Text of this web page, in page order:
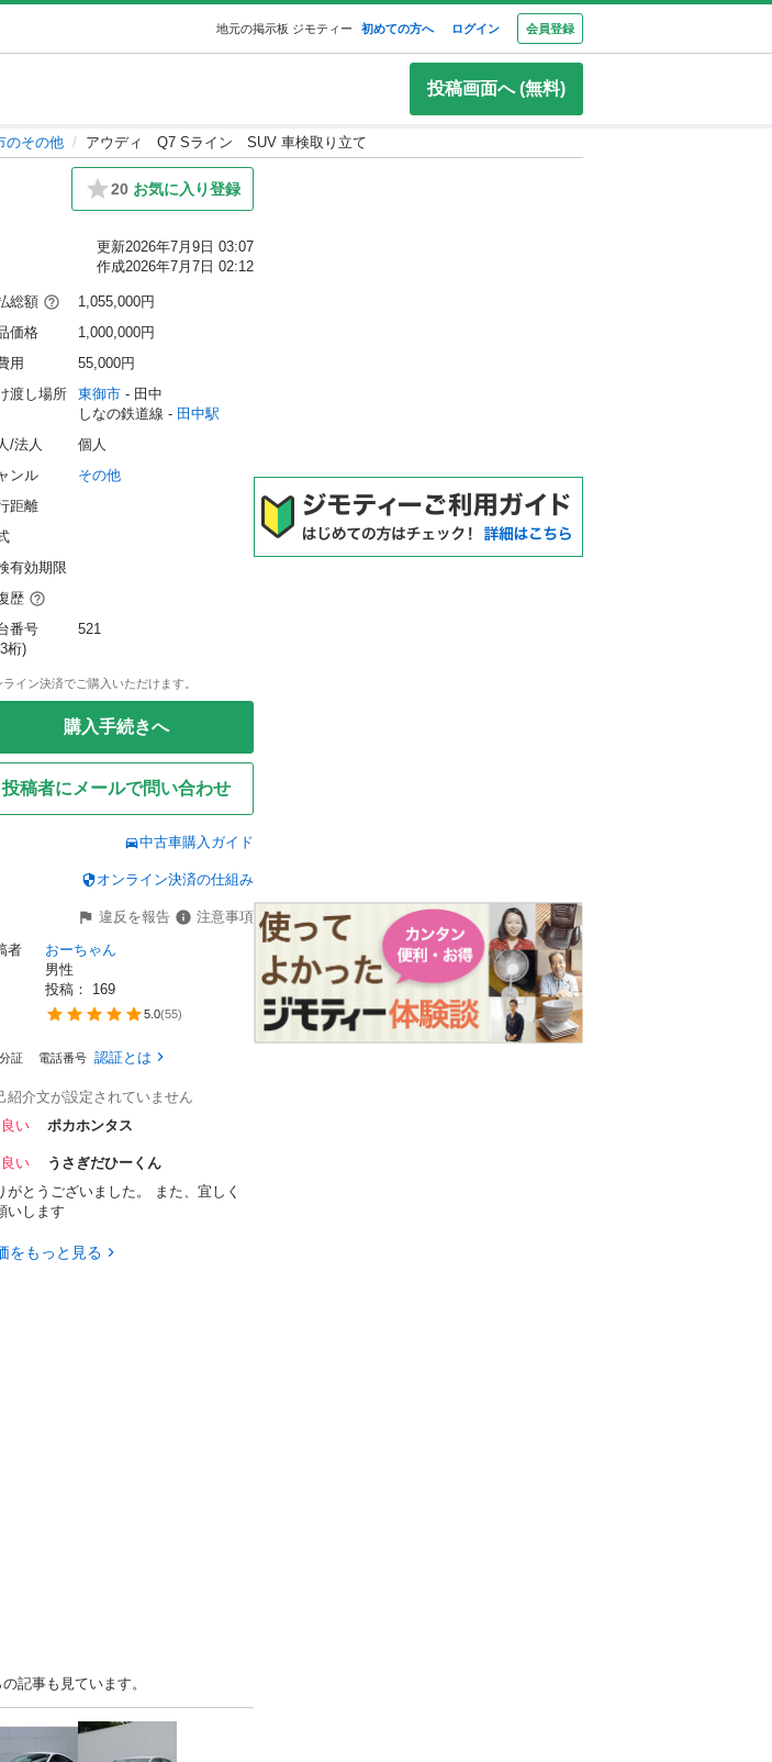
地元の掲示板 ジモティー 初めての方へ ログイン 会員登録
投稿画面へ (無料)
のその他 アウディ Q7 Sライン SUV 車検取り立て
20 お気に入り登録
更新2026年7月9日 03:07
作成2026年7月7日 02:12
総額
1,055,000円
価格
1,000,000円
用
55,000円
渡し場所
東御市 - 田中
しなの鉄道線 - 田中駅
/法人
個人
ンル
その他
距離
有効期限
歴
番号
桁)
521
ライン決済でご購入いただけます。
購入手続きへ
投稿者にメールで問い合わせ
中古車購入ガイド
オンライン決済の仕組み
違反を報告
注意事項
者
おーちゃん
男性
投稿： 169
5.0(55)
証 電話番号 認証とは
紹介文が設定されていません
良い
ポカホンタス
良い
うさぎだひーくん
がとうございました。 また、宜しく
いします
をもっと見る
記事も見ています。